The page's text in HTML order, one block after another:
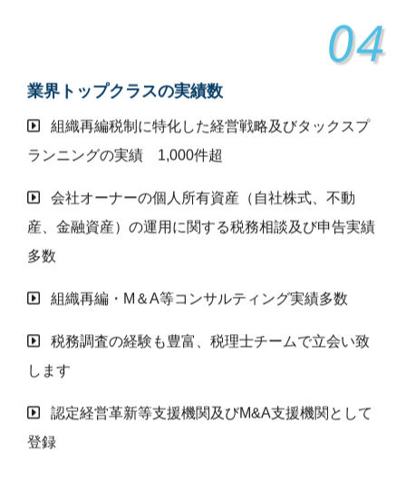
04
業界トップクラスの実績数
組織再編税制に特化した経営戦略及びタックスプ
ランニングの実績 1,000件超
会社オーナーの個人所有資産（自社株式、不動
産、金融資産）の運用に関する税務相談及び申告実績
多数
組織再編・М＆A等コンサルティング実績多数
税務調査の経験も豊富、税理士チームで立会い致
します
認定経営革新等支援機関及びM&A支援機関として
登録